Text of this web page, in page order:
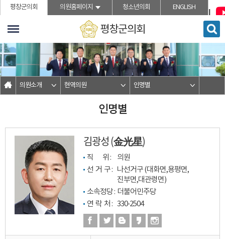
">본문바로가기
평창군의회 의원홈페이지 청소년의회 ENGLISH
평창군의회
의원소개 현역의원 인명별
인명별
김광성 (金光星)
직         위 :
의원
선  거  구 : 나선거구 (대화면,용평면,
진부면,대관령면)
소속정당 : 더불어민주당
연  락  처 : 330-2504